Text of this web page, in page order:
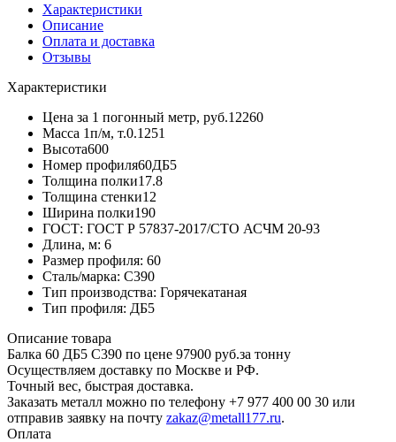
Характеристики
Описание
Оплата и доставка
Отзывы
Характеристики
Цена за 1 погонный метр, руб.12260
Масса 1п/м, т.0.1251
Высота600
Номер профиля60ДБ5
Толщина полки17.8
Толщина стенки12
Ширина полки190
ГОСТ: ГОСТ Р 57837-2017/СТО АСЧМ 20-93
Длина, м: 6
Размер профиля: 60
Сталь/марка: С390
Тип производства: Горячекатаная
Тип профиля: ДБ5
Описание товара
Балка 60 ДБ5 С390 по цене 97900 руб.за тонну
Осуществляем доставку по Москве и РФ.
Точный вес, быстрая доставка.
Заказать металл можно по телефону +7 977 400 00 30 или
отправив заявку на почту zakaz@metall177.ru.
Оплата